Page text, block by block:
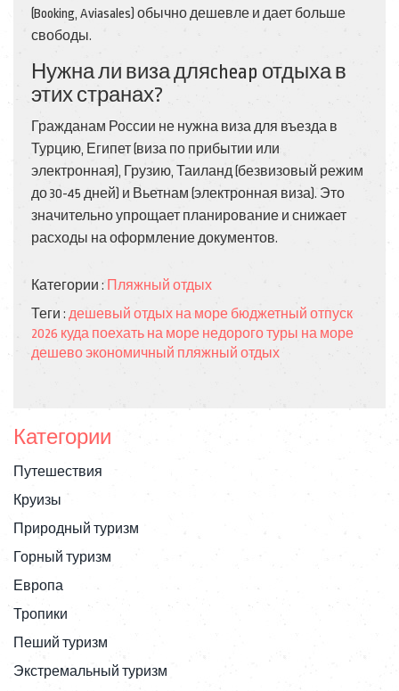
(Booking, Aviasales) обычно дешевле и дает больше
свободы.
Нужна ли виза дляcheap отдыха в
этих странах?
Гражданам России не нужна виза для въезда в
Турцию, Египет (виза по прибытии или
электронная), Грузию, Таиланд (безвизовый режим
до 30-45 дней) и Вьетнам (электронная виза). Это
значительно упрощает планирование и снижает
расходы на оформление документов.
Категории : Пляжный отдых
Теги : дешевый отдых на море бюджетный отпуск
2026 куда поехать на море недороготуры на море
дешевоэкономичный пляжный отдых
Категории
Путешествия
Круизы
Природный туризм
Горный туризм
Европа
Тропики
Пеший туризм
Экстремальный туризм